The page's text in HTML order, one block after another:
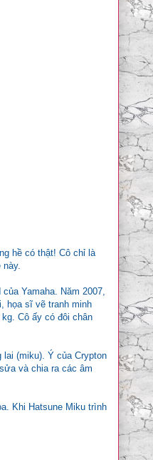
hề có thật! Cô chỉ là
Yamaha. Năm 2007,
họa sĩ vẽ tranh minh
Cô ấy có đôi chân
lai (miku). Ý của Crypton
và chia ra các âm
Khi Hatsune Miku trình